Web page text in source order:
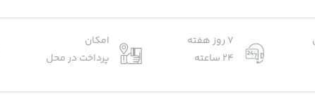
7 روز هفته
24 ساعته
امکان
پرداخت در محل